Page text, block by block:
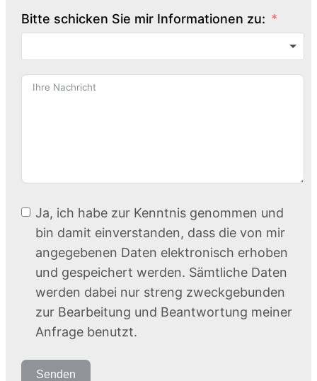
Bitte schicken Sie mir Informationen zu:
Ja, ich habe zur Kenntnis genommen und
bin damit einverstanden, dass die von mir
angegebenen Daten elektronisch erhoben
und gespeichert werden. Sämtliche Daten
werden dabei nur streng zweckgebunden
zur Bearbeitung und Beantwortung meiner
Anfrage benutzt.
Senden